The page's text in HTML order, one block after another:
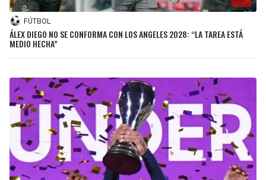
RAMS
49ERS
BEARS
LIONS
PACKERS
ROCKETS
GRIZZLIES
SPURS
NUGGETS
TIMBERWOLVES
FÚTBOL
ÁLEX DIEGO NO SE CONFORMA CON LOS ANGELES 2028: “LA TAREA ESTÁ
MEDIO HECHA”